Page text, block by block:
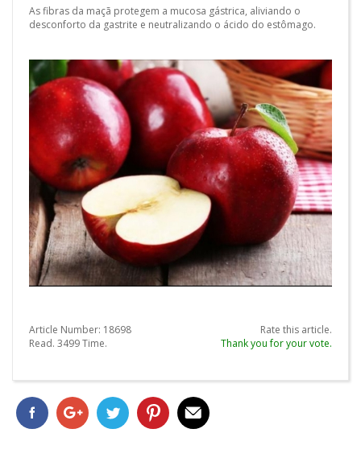
As fibras da maçã protegem a mucosa gástrica, aliviando o
desconforto da gastrite e neutralizando o ácido do estômago.
Article Number: 18698
Read. 3499Time.
Rate this article.
Thank you for your vote.